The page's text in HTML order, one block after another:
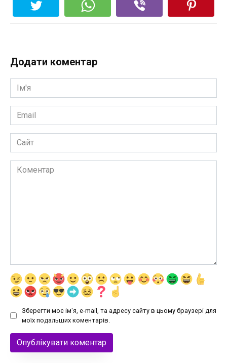
Додати коментар
Ім'я
*
Email
*
Сайт
Коментар
Зберегти моє ім'я, e-mail, та адресу сайту в цьому браузері для
моїх подальших коментарів.